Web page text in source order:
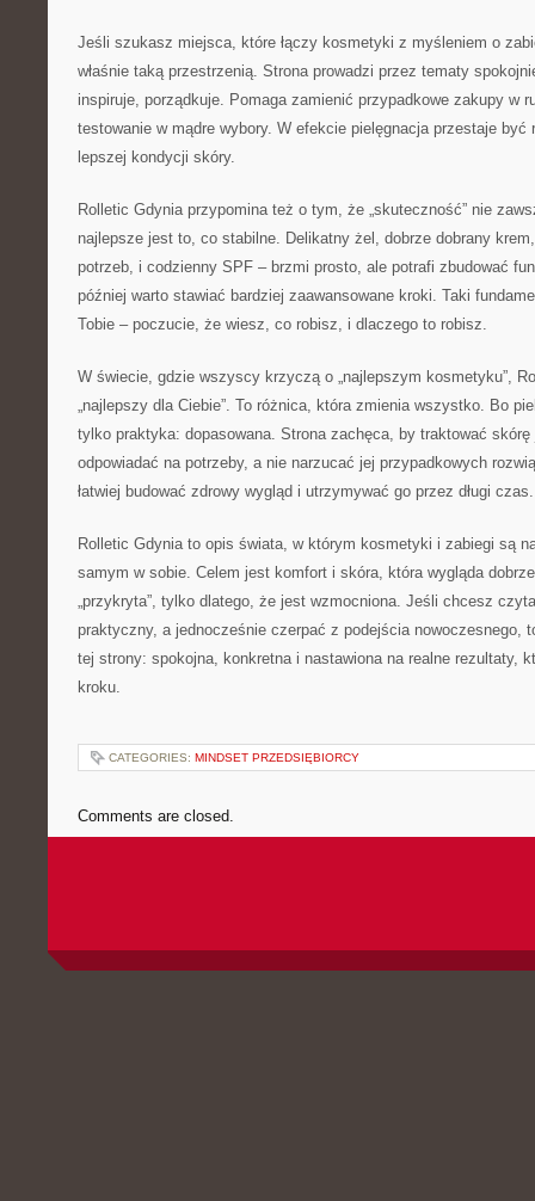
Jeśli szukasz miejsca, które łączy kosmetyki z myśleniem o
właśnie taką przestrzenią. Strona prowadzi przez tematy
inspiruje, porządkuje. Pomaga zamienić przypadkowe zakupy w
testowanie w mądre wybory. W efekcie pielęgnacja przestaje być
lepszej kondycji skóry.
Rolletic Gdynia przypomina też o tym, że „skuteczność” nie
najlepsze jest to, co stabilne. Delikatny żel, dobrze dobrany
potrzeb, i codzienny SPF – brzmi prosto, ale potrafi zbudować
później warto stawiać bardziej zaawansowane kroki. Taki
Tobie – poczucie, że wiesz, co robisz, i dlaczego to robisz.
W świecie, gdzie wszyscy krzyczą o „najlepszym kosmetyku”,
„najlepszy dla Ciebie”. To różnica, która zmienia wszystko. Bo
tylko praktyka: dopasowana. Strona zachęca, by traktować skórę
odpowiadać na potrzeby, a nie narzucać jej przypadkowych
łatwiej budować zdrowy wygląd i utrzymywać go przez długi czas.
Rolletic Gdynia to opis świata, w którym kosmetyki i zabiegi są
samym w sobie. Celem jest komfort i skóra, która wygląda
„przykryta”, tylko dlatego, że jest wzmocniona. Jeśli chcesz
praktyczny, a jednocześnie czerpać z podejścia nowoczesnego,
tej strony: spokojna, konkretna i nastawiona na realne rezultaty,
kroku.
CATEGORIES: MINDSET PRZEDSIĘBIORCY
Comments are closed.